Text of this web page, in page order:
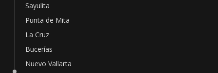
Sayulita
Punta de Mita
La Cruz
Bucerías
Nuevo Vallarta